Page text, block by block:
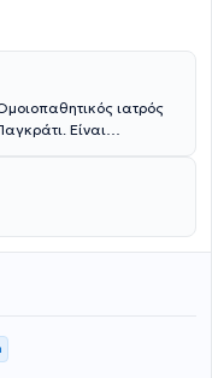
ιατρός
Είναι
της Διεθνούς
γενική ιατρική στο
Μπενάκειο" και στο
εξατομικευμένη
αλλεργικές
ωοθήκες,